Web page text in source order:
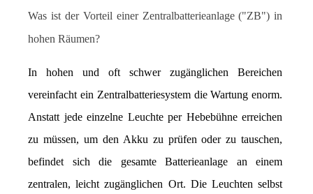
Was ist der Vorteil einer Zentralbatterieanlage ("ZB") in
hohen Räumen?
In hohen und oft schwer zugänglichen Bereichen
vereinfacht ein Zentralbatteriesystem die Wartung enorm.
Anstatt jede einzelne Leuchte per Hebebühne erreichen
zu müssen, um den Akku zu prüfen oder zu tauschen,
befindet sich die gesamte Batterieanlage an einem
zentralen, leicht zugänglichen Ort. Die Leuchten selbst